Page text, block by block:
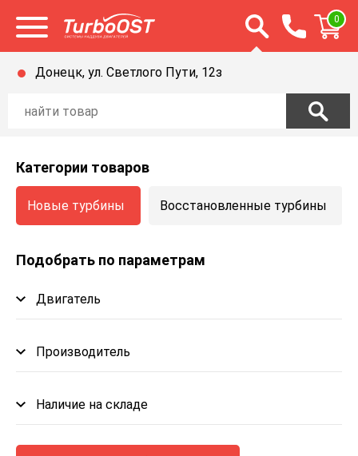
Открыть меню Открыть строку
0
Донецк, ул. Светлого Пути, 12з
Категории товаров
Новые турбины Восстановленные турбины
Подобрать по параметрам
Двигатель
Производитель
Наличие на складе